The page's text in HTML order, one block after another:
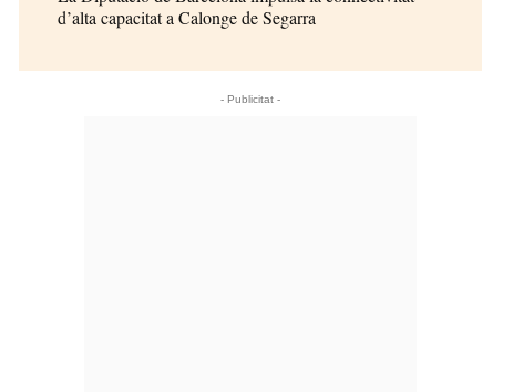
d’alta capacitat a Calonge de Segarra
- Publicitat -